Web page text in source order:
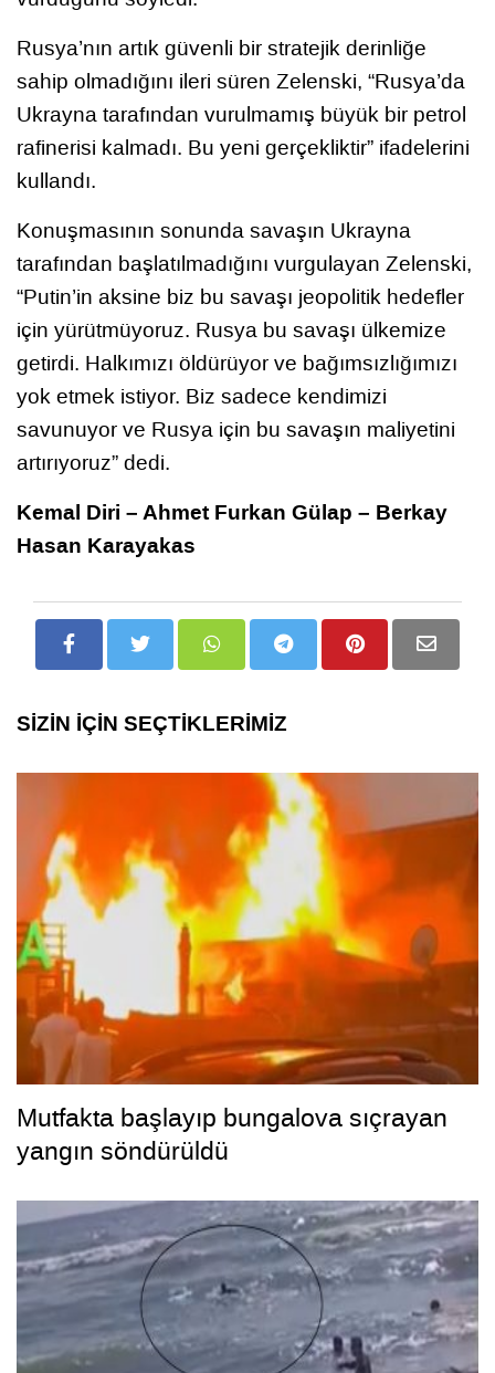
Rusya’nın artık güvenli bir stratejik derinliğe
sahip olmadığını ileri süren Zelenski, “Rusya’da
Ukrayna tarafından vurulmamış büyük bir petrol
rafinerisi kalmadı. Bu yeni gerçekliktir” ifadelerini
kullandı.
Konuşmasının sonunda savaşın Ukrayna
tarafından başlatılmadığını vurgulayan Zelenski,
“Putin’in aksine biz bu savaşı jeopolitik hedefler
için yürütmüyoruz. Rusya bu savaşı ülkemize
getirdi. Halkımızı öldürüyor ve bağımsızlığımızı
yok etmek istiyor. Biz sadece kendimizi
savunuyor ve Rusya için bu savaşın maliyetini
artırıyoruz” dedi.
Kemal Diri – Ahmet Furkan Gülap – Berkay
Hasan Karayakas
SİZİN İÇİN SEÇTİKLERİMİZ
Mutfakta başlayıp bungalova sıçrayan
yangın söndürüldü